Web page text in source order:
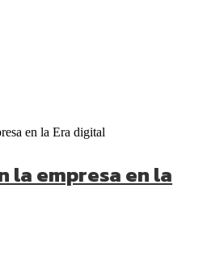
la empresa en la